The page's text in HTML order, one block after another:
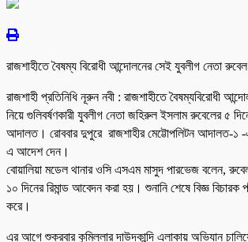
রাজশাহীতে বৈষম্য বিরোধী আন্দোলনের সেই যুবলীগ নেতা রুবেল
রাজশাহী প্রতিনিধি নূরুন নবী : রাজশাহীতে বৈষম্যবিরোধী
নিয়ে গুলিবর্ষণকারী যুবলীগ নেতা জহিরুল ইসলাম রুবেলের ৫
আদালত। রোববার দুপুরে রাজশাহীর মেট্টোপলিটন আদালত-১ -
এ আদেশ দেন।
বোয়ালিয়া মডেল থানার ওসি এসএম মাসুদ পারভেজ বলেন,
১০ দিনের রিমান্ড আবেদন করা হয়। শুনানি শেষে বিজ্ঞ বিচারক
করে।
এর আগে শুক্রবার কুমিল্লার দাউদকান্দি এলাকায় অভিযান